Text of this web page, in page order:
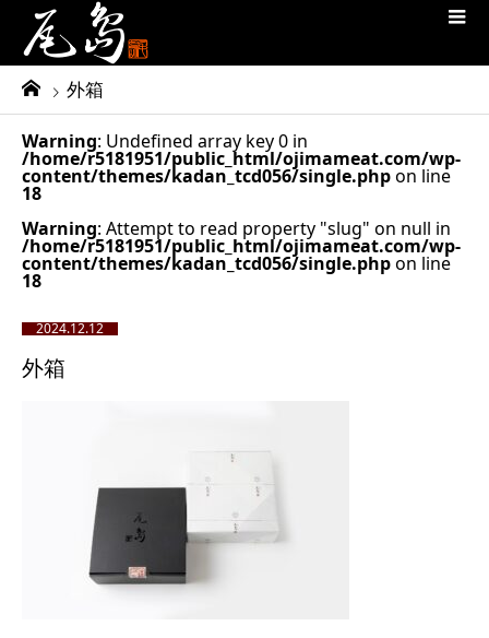
外箱
Warning: Undefined array key 0 in
/home/r5181951/public_html/ojimameat.com/wp-
content/themes/kadan_tcd056/single.phpon line
18
Warning: Attempt to read property "slug" on null in
/home/r5181951/public_html/ojimameat.com/wp-
content/themes/kadan_tcd056/single.phpon line
18
2024.12.12
外箱